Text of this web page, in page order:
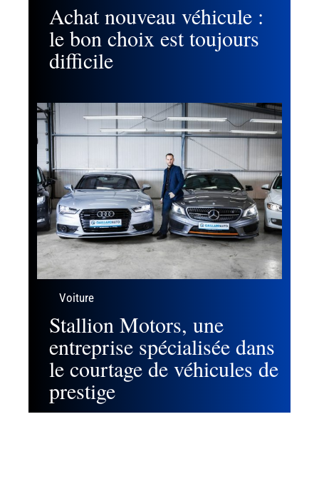
Achat nouveau véhicule :
le bon choix est toujours
difficile
Voiture
Stallion Motors, une
entreprise spécialisée dans
le courtage de véhicules de
prestige